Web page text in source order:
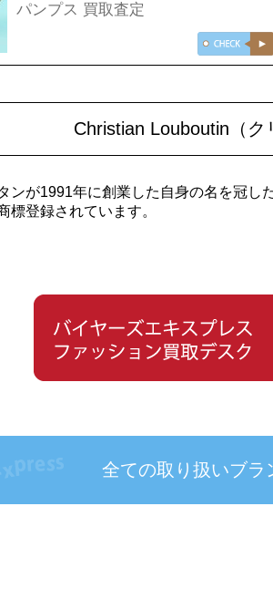
パンプス 買取査定
Christian Louboutin（
ンが1991年に創業した自身の名を冠
標登録されています。
全ての取り扱いブラ